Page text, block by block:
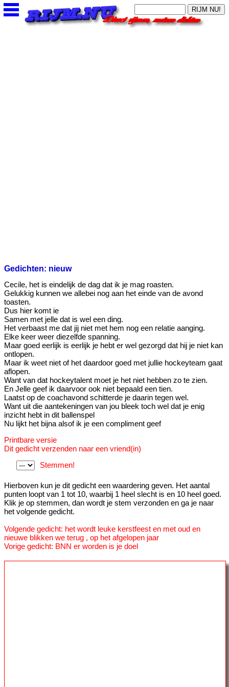
Gedichten: nieuw
Cecile, het is eindelijk de dag dat ik je mag roasten.
Gelukkig kunnen we allebei nog aan het einde van de avond
toasten.
Dus hier komt ie
Samen met jelle dat is wel een ding.
Het verbaast me dat jij niet met hem nog een relatie aanging.
Elke keer weer diezelfde spanning.
Maar goed eerlijk is eerlijk je hebt er wel gezorgd dat hij je niet kan
ontlopen.
Maar ik weet niet of het daardoor goed met jullie hockeyteam gaat
aflopen.
Want van dat hockeytalent moet je het niet hebben zo te zien.
En Jelle geef ik daarvoor ook niet bepaald een tien.
Laatst op de coachavond schitterde je daarin tegen wel.
Want uit die aantekeningen van jou bleek toch wel dat je enig
inzicht hebt in dit ballenspel
Nu lijkt het bijna alsof ik je een compliment geef
Printbare versie
Dit gedicht verzenden naar een vriend(in)
Stemmen!
Hierboven kun je dit gedicht een waardering geven. Het aantal
punten loopt van 1 tot 10, waarbij 1 heel slecht is en 10 heel goed.
Klik je op stemmen, dan wordt je stem verzonden en ga je naar
het volgende gedicht.
Volgende gedicht: het wordt leuke kerstfeest en met oud en
nieuwe blikken we terug , op het afgelopen jaar
Vorige gedicht: BNN er worden is je doel